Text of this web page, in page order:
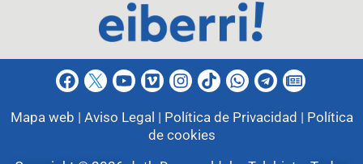
Mapa web | Aviso Legal | Política de Privacidad | Política
de cookies